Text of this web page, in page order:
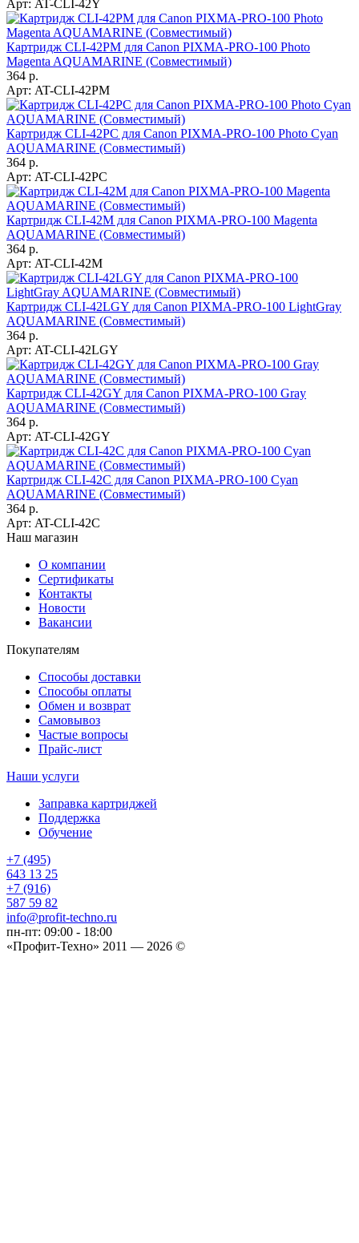
Арт: AT-CLI-42Y
Картридж CLI-42PM для Canon PIXMA-PRO-100 Photo
Magenta AQUAMARINE (Совместимый)
364 р.
Арт: AT-CLI-42PM
Картридж CLI-42PC для Canon PIXMA-PRO-100 Photo Cyan
AQUAMARINE (Совместимый)
364 р.
Арт: AT-CLI-42PC
Картридж CLI-42M для Canon PIXMA-PRO-100 Magenta
AQUAMARINE (Совместимый)
364 р.
Арт: AT-CLI-42M
Картридж CLI-42LGY для Canon PIXMA-PRO-100 LightGray
AQUAMARINE (Совместимый)
364 р.
Арт: AT-CLI-42LGY
Картридж CLI-42GY для Canon PIXMA-PRO-100 Gray
AQUAMARINE (Совместимый)
364 р.
Арт: AT-CLI-42GY
Картридж CLI-42C для Canon PIXMA-PRO-100 Cyan
AQUAMARINE (Совместимый)
364 р.
Арт: AT-CLI-42C
Наш магазин
О компании
Сертификаты
Контакты
Новости
Вакансии
Покупателям
Способы доставки
Способы оплаты
Обмен и возврат
Самовывоз
Частые вопросы
Прайс-лист
Наши услуги
Заправка картриджей
Поддержка
Обучение
+7 (495)
643 13 25
+7 (916)
587 59 82
info@profit-techno.ru
пн-пт: 09:00 - 18:00
«Профит-Техно» 2011 — 2026 ©